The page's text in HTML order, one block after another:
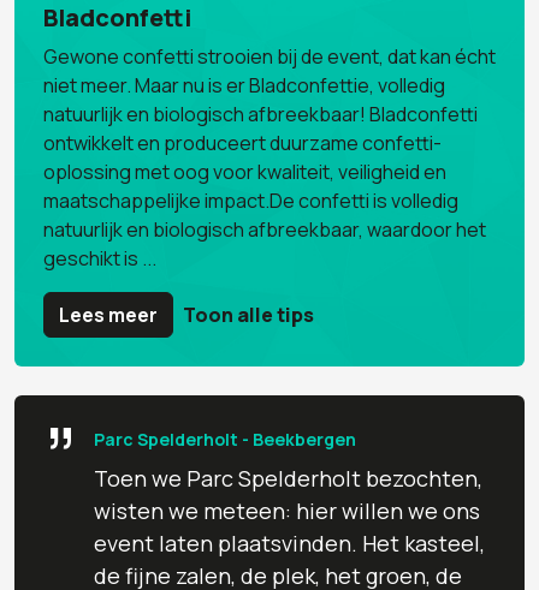
Bladconfetti
Gewone confetti strooien bij de event, dat kan écht
niet meer. Maar nu is er Bladconfettie, volledig
natuurlijk en biologisch afbreekbaar! Bladconfetti
ontwikkelt en produceert duurzame confetti-
oplossing met oog voor kwaliteit, veiligheid en
maatschappelijke impact.De confetti is volledig
natuurlijk en biologisch afbreekbaar, waardoor het
geschikt is ...
Lees meer Toon alle tips
” Parc Spelderholt - Beekbergen
Toen we Parc Spelderholt bezochten,
wisten we meteen: hier willen we ons
event laten plaatsvinden. Het kasteel,
de fijne zalen, de plek, het groen, de